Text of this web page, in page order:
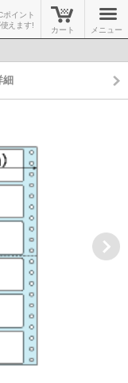
ポイント
使えます!
カート メニュー